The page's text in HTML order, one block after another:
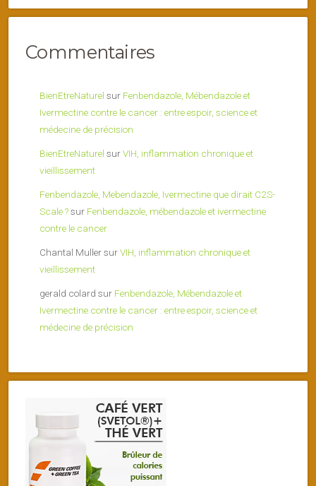
Commentaires
BienEtreNaturel sur Fenbendazole, Mébendazole et
Ivermectine contre le cancer : entre espoir, science et
médecine de précision
BienEtreNaturel surVIH, inflammation chronique et
vieillissement
Fenbendazole, Mebendazole, Ivermectine que dirait C2S-
Scale ?sur Fenbendazole, mébendazole et ivermectine
contre le cancer
Chantal MullersurVIH, inflammation chronique et
vieillissement
gerald colard sur Fenbendazole, Mébendazole et
Ivermectine contre le cancer : entre espoir, science et
médecine de précision